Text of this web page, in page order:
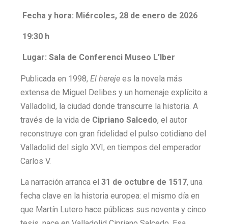
Fecha y hora: Miércoles, 28 de enero de 2026
19:30 h
Lugar: Sala de Conferenci Museo L’Iber
Publicada en 1998, El hereje es la novela más
extensa de Miguel Delibes y un homenaje explícito a
Valladolid, la ciudad donde transcurre la historia. A
través de la vida de Cipriano Salcedo, el autor
reconstruye con gran fidelidad el pulso cotidiano del
Valladolid del siglo XVI, en tiempos del emperador
Carlos V.
La narración arranca el 31 de octubre de 1517, una
fecha clave en la historia europea: el mismo día en
que Martín Lutero hace públicas sus noventa y cinco